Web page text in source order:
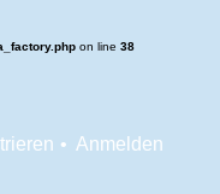
on line 38
• Anmelden